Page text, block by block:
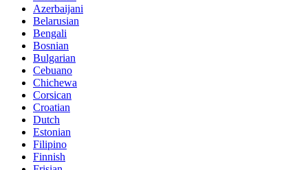
Azerbaijani
Belarusian
Bengali
Bosnian
Bulgarian
Cebuano
Chichewa
Corsican
Croatian
Dutch
Estonian
Filipino
Finnish